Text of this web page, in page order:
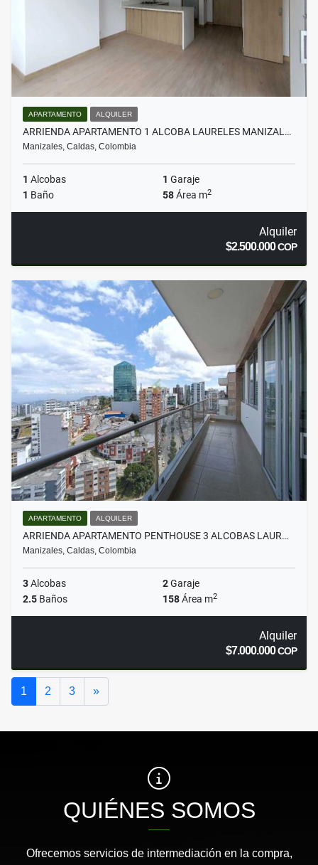
APARTAMENTO ALQUILER
ARRIENDA APARTAMENTO 1 ALCOBA LAURELES MANIZAL…
Manizales, Caldas, Colombia
1 Alcobas 1 Garaje
1 Baño 58Área m2
Alquiler
$2.500.000COP
APARTAMENTO ALQUILER
ARRIENDA APARTAMENTO PENTHOUSE 3 ALCOBAS LAUR…
Manizales, Caldas, Colombia
3Alcobas 2Garaje
2.5 Baños 158Área m2
Alquiler
$7.000.000COP
1 2 3 »Siguiente
QUIÉNES SOMOS
Ofrecemos servicios de intermediación en la compra,